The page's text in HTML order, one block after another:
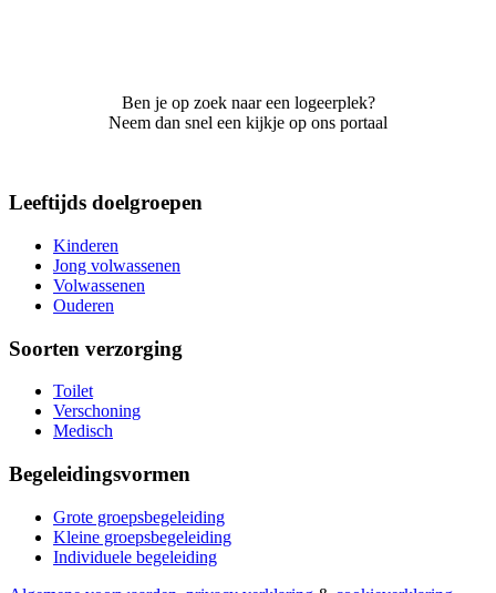
Ben je op zoek naar een logeerplek?
Neem dan snel een kijkje op ons portaal
Leeftijds doelgroepen
Kinderen
Jong volwassenen
Volwassenen
Ouderen
Soorten verzorging
Toilet
Verschoning
Medisch
Begeleidingsvormen
Grote groepsbegeleiding
Kleine groepsbegeleiding
Individuele begeleiding